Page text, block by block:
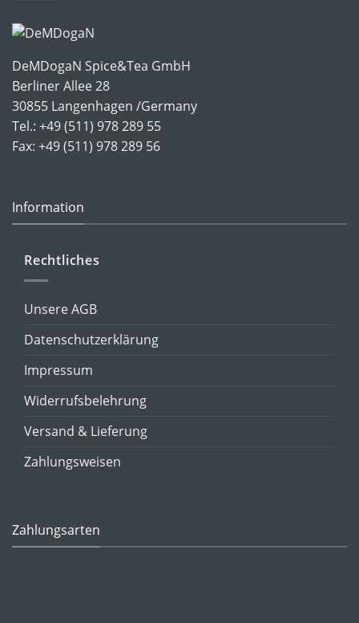
DeMDogaN Spice&Tea GmbH
Berliner Allee 28
30855 Langenhagen /Germany
Tel.: +49 (511) 978 289 55
Fax: +49 (511) 978 289 56
Information
Rechtliches
Unsere AGB
Datenschutzerklärung
Impressum
Widerrufsbelehrung
Versand & Lieferung
Zahlungsweisen
Zahlungsarten